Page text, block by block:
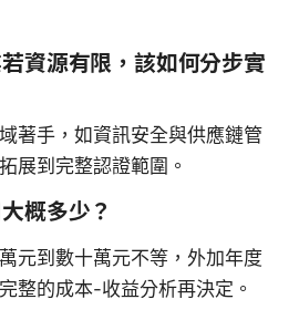
資源有限，該如何分步實
著手，如資訊安全與供應鏈管
展到完整認證範圍。
概多少？
元到數十萬元不等，外加年度
整的成本-收益分析再決定。